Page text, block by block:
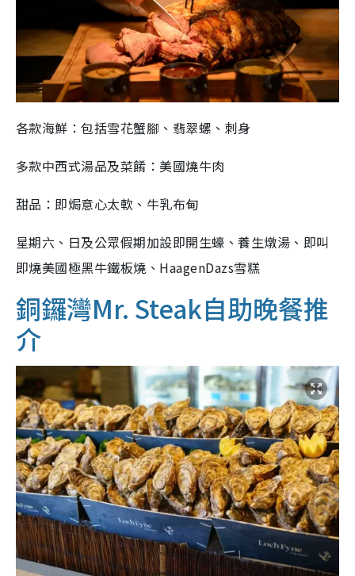
各款海鮮：包括雪花蟹腳、翡翠螺、刺身
多款中西式湯品及菜餚：美國燒牛肉
甜品：即焗意心太軟、牛乳布甸
星期六、日及公眾假期加設即開生蠔、養生燉湯、即叫
即燒美國極黑牛鐵板燒、HaagenDazs雪糕
銅鑼灣Mr. Steak自助晚餐推
介